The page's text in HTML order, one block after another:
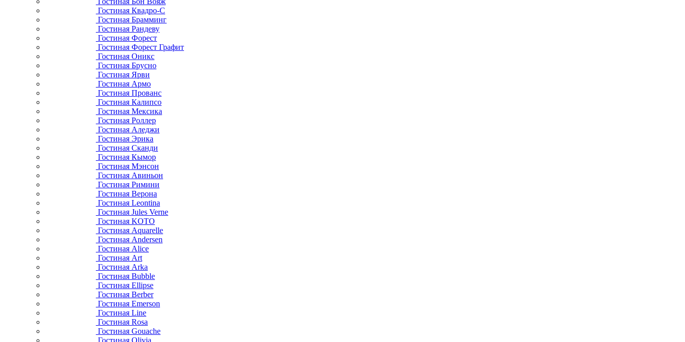
Гостиная Квадро-С
Гостиная Брамминг
Гостиная Рандеву
Гостиная Форест
Гостиная Форест Графит
Гостиная Оникс
Гостиная Брусно
Гостиная Ярви
Гостиная Армо
Гостиная Прованс
Гостиная Калипсо
Гостиная Мексика
Гостиная Роллер
Гостиная Аледжи
Гостиная Эрика
Гостиная Сканди
Гостиная Кымор
Гостиная Мэнсон
Гостиная Авиньон
Гостиная Римини
Гостиная Верона
Гостиная Leontina
Гостиная Jules Verne
Гостиная KOTO
Гостиная Aquarelle
Гостиная Andersen
Гостиная Alice
Гостиная Art
Гостиная Arka
Гостиная Bubble
Гостиная Ellipse
Гостиная Berber
Гостиная Emerson
Гостиная Line
Гостиная Rosa
Гостиная Gouache
Гостиная Olivia